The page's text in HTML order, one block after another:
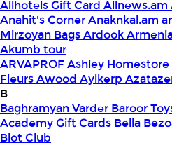
Allhotels Gift Card Allnews.am
Anahit's CornerAnaknkal.am
Mirzoyan BagsArdook
Akumb tour
ARVAPROF Ashley
FleursAwood Aylkerp
B
Baghramyan Varder Baroor
Academy Gift Cards Bella
Blot Club